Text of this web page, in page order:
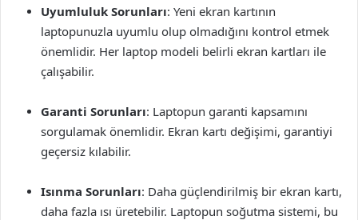
Uyumluluk Sorunları: Yeni ekran kartının
laptopunuzla uyumlu olup olmadığını kontrol etmek
önemlidir. Her laptop modeli belirli ekran kartları ile
çalışabilir.
Garanti Sorunları: Laptopun garanti kapsamını
sorgulamak önemlidir. Ekran kartı değişimi, garantiyi
geçersiz kılabilir.
Isınma Sorunları: Daha güçlendirilmiş bir ekran kartı,
daha fazla ısı üretebilir. Laptopun soğutma sistemi, bu